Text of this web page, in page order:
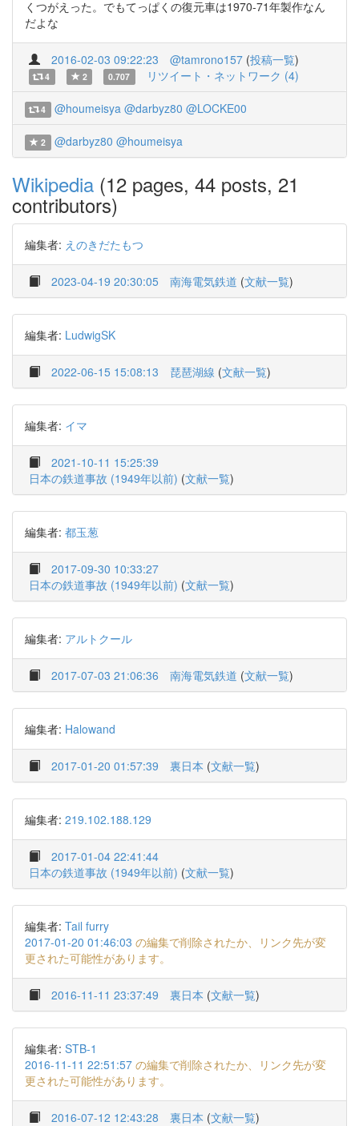
くつがえった。でもてっぱくの復元車は1970-71年製作なん
だよな
2016-02-03 09:22:23 @tamrono157 (投稿一覧)
4 2 0.707 リツイート・ネットワーク (4)
4 @houmeisya @darbyz80 @LOCKE00
2 @darbyz80 @houmeisya
Wikipedia (12 pages, 44 posts, 21
contributors)
編集者: えのきだたもつ
2023-04-19 20:30:05 南海電気鉄道 (文献一覧)
編集者: LudwigSK
2022-06-15 15:08:13 琵琶湖線 (文献一覧)
編集者: イマ
2021-10-11 15:25:39
日本の鉄道事故 (1949年以前) (文献一覧)
編集者: 都玉葱
2017-09-30 10:33:27
日本の鉄道事故 (1949年以前) (文献一覧)
編集者: アルトクール
2017-07-03 21:06:36 南海電気鉄道 (文献一覧)
編集者: Halowand
2017-01-20 01:57:39 裏日本 (文献一覧)
編集者: 219.102.188.129
2017-01-04 22:41:44
日本の鉄道事故 (1949年以前) (文献一覧)
編集者: Tail furry
2017-01-20 01:46:03 の編集で削除されたか、リンク先が変
更された可能性があります。
2016-11-11 23:37:49 裏日本 (文献一覧)
編集者: STB-1
2016-11-11 22:51:57 の編集で削除されたか、リンク先が変
更された可能性があります。
2016-07-12 12:43:28 裏日本 (文献一覧)